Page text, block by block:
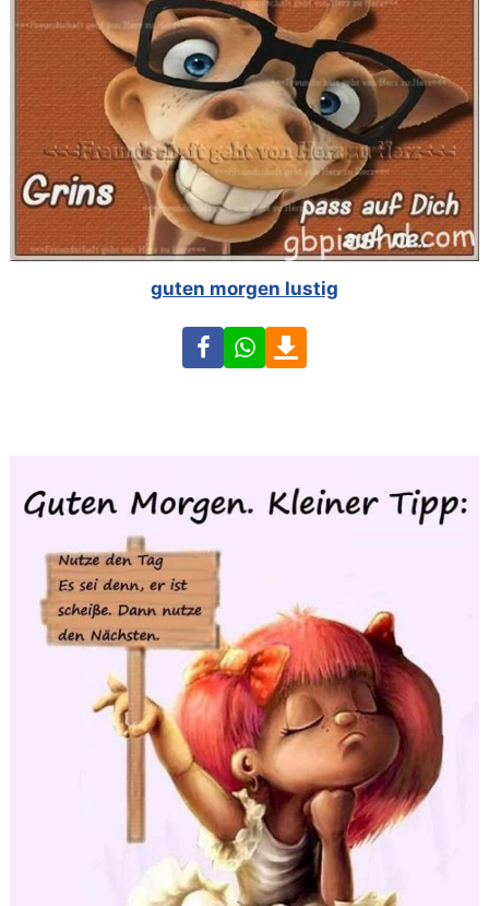
guten morgen lustig
FacebookWhatsApp